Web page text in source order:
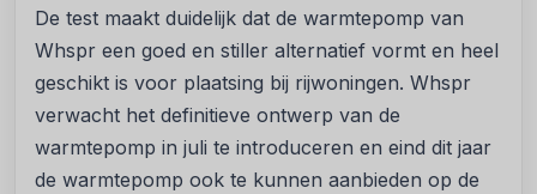
De test maakt duidelijk dat de warmtepomp van
Whspr een goed en stiller alternatief vormt en heel
geschikt is voor plaatsing bij rijwoningen. Whspr
verwacht het definitieve ontwerp van de
warmtepomp in juli te introduceren en eind dit jaar
de warmtepomp ook te kunnen aanbieden op de